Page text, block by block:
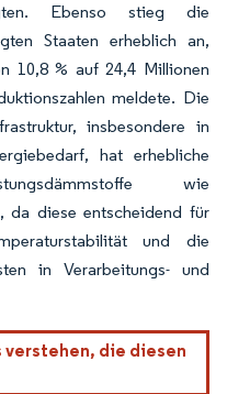
Ebenso stieg die
Staaten erheblich an,
10,8 % auf 24,4 Millionen
meldete. Die
insbesondere in
hat erhebliche
wie
da diese entscheidend für
und die
in Verarbeitungs- und
die diesen